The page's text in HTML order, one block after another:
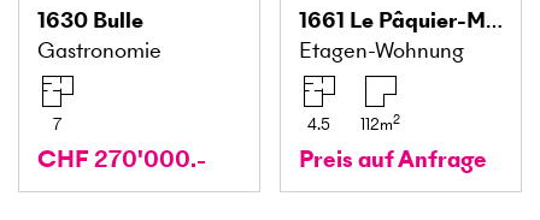
1630 Bulle
Gastronomie
7
CHF 270'000.-
1661 Le Pâquier-Montbarry
Etagen-Wohnung
4.5 112m2
Preis auf Anfrage